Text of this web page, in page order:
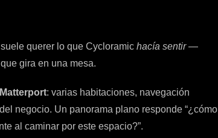
suele querer lo que Cycloramic hacía sentir—
gira en una mesa.
: varias habitaciones, navegación
negocio. Un panorama plano responde “¿cómo
al caminar por este espacio?”.